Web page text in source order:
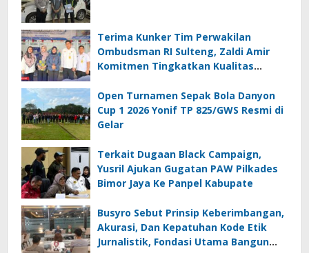
Terima Kunker Tim Perwakilan
Ombudsman RI Sulteng, Zaldi Amir
Komitmen Tingkatkan Kualitas
Mal Administrasi
Open Turnamen Sepak Bola Danyon
Cup 1 2026 Yonif TP 825/GWS Resmi di
Gelar
Terkait Dugaan Black Campaign,
Yusril Ajukan Gugatan PAW Pilkades
Bimor Jaya Ke Panpel Kabupate
Busyro Sebut Prinsip Keberimbangan,
Akurasi, Dan Kepatuhan Kode Etik
Jurnalistik, Fondasi Utama Bangun